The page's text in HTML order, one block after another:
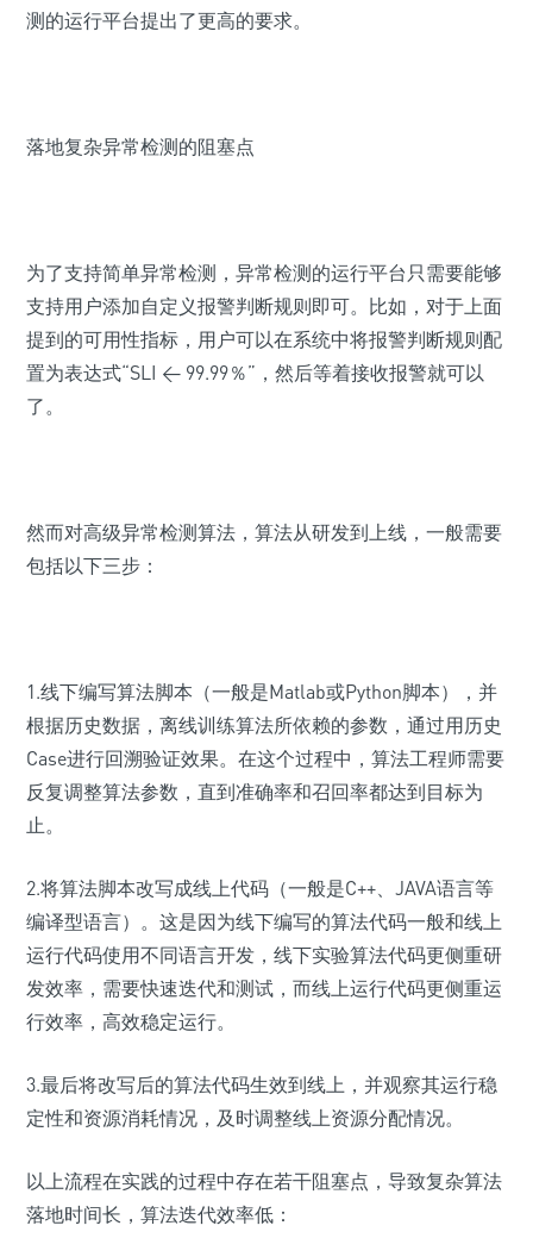
测的运行平台提出了更高的要求。
落地复杂异常检测的阻塞点
为了支持简单异常检测，异常检测的运行平台只需要能够
支持用户添加自定义报警判断规则即可。比如，对于上面
提到的可用性指标，用户可以在系统中将报警判断规则配
置为表达式“SLI < 99.99％”，然后等着接收报警就可以
了。
然而对高级异常检测算法，算法从研发到上线，一般需要
包括以下三步：
1.线下编写算法脚本（一般是Matlab或Python脚本），并
根据历史数据，离线训练算法所依赖的参数，通过用历史
Case进行回溯验证效果。在这个过程中，算法工程师需要
反复调整算法参数，直到准确率和召回率都达到目标为
止。
2.将算法脚本改写成线上代码（一般是C++、JAVA语言等
编译型语言）。这是因为线下编写的算法代码一般和线上
运行代码使用不同语言开发，线下实验算法代码更侧重研
发效率，需要快速迭代和测试，而线上运行代码更侧重运
行效率，高效稳定运行。
3.最后将改写后的算法代码生效到线上，并观察其运行稳
定性和资源消耗情况，及时调整线上资源分配情况。
以上流程在实践的过程中存在若干阻塞点，导致复杂算法
落地时间长，算法迭代效率低：